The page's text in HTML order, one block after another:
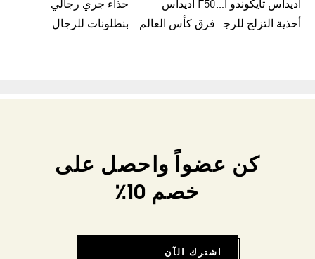
اديداس تايكوندو أورجنالزF50 اديداس
حذاء جري رجالي
أحذية التزلج للرجال
فرق كأس العالم FIFA 26™ بنطلونات للرجال
كن عضواً واحصل على
خصم 10٪
اشترك الآن